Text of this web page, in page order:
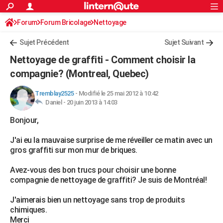
ACTUALITÉS
Politique
Société
Faits Divers
Education
Monde
Villes
+
Programme TV
Sorties cinéma
FINANCE
Retraite
Impôts
Epargne
Immobilier
Risques naturels par ville
Banque
Assurance
Crédit
AUTO
Essais
Réserver un essai
Citadines
Berlines
SUV
Forum auto
HIGH-TECH
Forum
Aménagement intérieur
Extérieur
Cuisine
Salle de bains
Jardinage
Rangement
WEEK-END
Guides de France
Escapades
Patrimoine
Expositions
Musées
Week-end nature
+LIFESTYLE
Alimentation
Guide de la santé
Maladies
Médicaments
Sommeil
VOYAGE
S'inscrire
Connexion
Forum Forum Bricolage Nettoyage
Sujet Précédent Sujet Suivant
Nettoyage de graffiti - Comment choisir la
compagnie? (Montreal, Quebec)
Tremblay2525- Modifié le 25 mai 2012 à 10:42
Daniel - 20 juin 2013 à 14:03
Bonjour,
J'ai eu la mauvaise surprise de me réveiller ce matin avec un
gros graffiti sur mon mur de briques.
Avez-vous des bon trucs pour choisir une bonne
compagnie de nettoyage de graffiti? Je suis de Montréal!
J'aimerais bien un nettoyage sans trop de produits
chimiques.
Merci